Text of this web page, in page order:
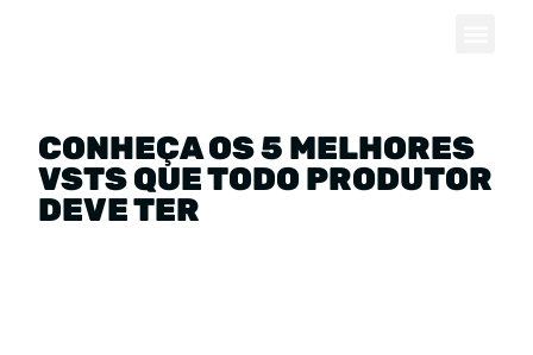
CONHEÇA OS 5 MELHORES
VSTS QUE TODO PRODUTOR
DEVE TER